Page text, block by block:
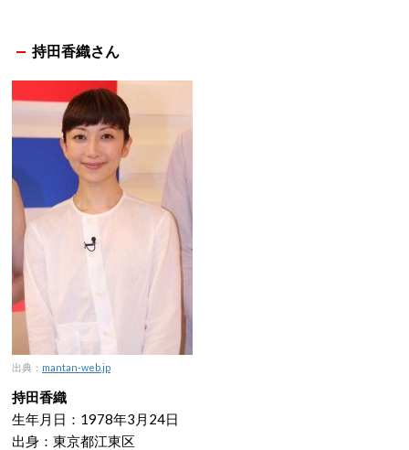
持田香織さん
出典： mantan-web.jp
持田香織
生年月日：1978年3月24日
出身：東京都江東区